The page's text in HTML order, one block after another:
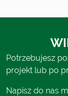
Potrzebujesz
projekt lub po
Napisz do nas